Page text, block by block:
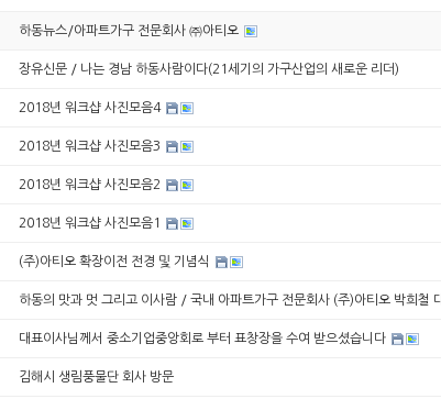
하동뉴스/아파트가구 전문회사 ㈜아티오
장유신문 / 나는 경남 하동사람이다(21세기의 가구산업의 새로운 리더)
2018년 워크샵 사진모음4
2018년 워크샵 사진모음3
2018년 워크샵 사진모음2
2018년 워크샵 사진모음1
(주)아티오 확장이전 전경 및 기념식
하동의 맛과 멋 그리고 이사람 / 국내 아파트가구 전문회사 (주)아티오 박희철
대표이사님께서 중소기업중앙회로 부터 표창장을 수여 받으셨습니다
김해시 생림풍물단 회사 방문